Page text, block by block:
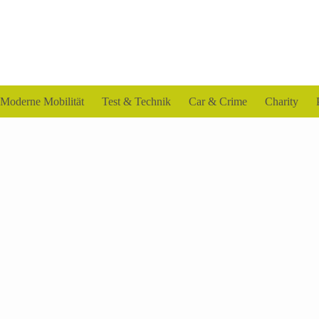
Moderne Mobilität Test & Technik Car & Crime Charity